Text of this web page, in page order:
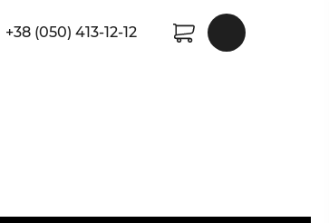
+38 (050) 413-12-12